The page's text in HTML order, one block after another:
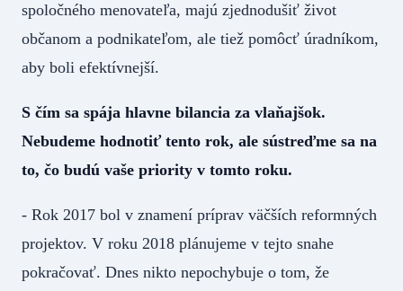
spoločného menovateľa, majú zjednodušiť život
občanom a podnikateľom, ale tiež pomôcť úradníkom,
aby boli efektívnejší.
S čím sa spája hlavne bilancia za vlaňajšok.
Nebudeme hodnotiť tento rok, ale sústreďme sa na
to, čo budú vaše priority v tomto roku.
- Rok 2017 bol v znamení príprav väčších reformných
projektov. V roku 2018 plánujeme v tejto snahe
pokračovať. Dnes nikto nepochybuje o tom, že